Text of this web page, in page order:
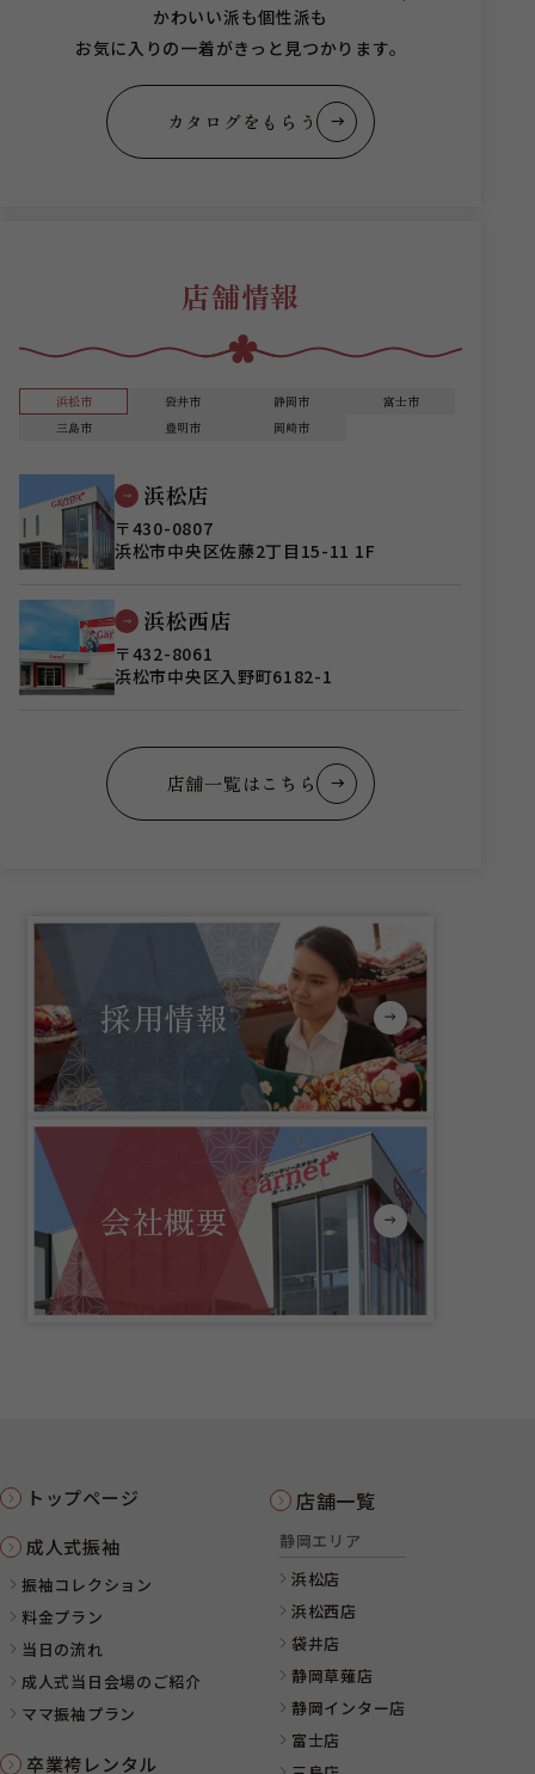
かわいい派も個性派も
お気に入りの一着がきっと見つかります。
カタログをもらう
店舗情報
浜松市 袋井市 静岡市
富士市
三島市
豊明市 岡崎市
浜松店
〒430-0807
浜松市中央区佐藤2丁目15-11 1F
浜松西店
〒432-8061
浜松市中央区入野町6182-1
店舗一覧はこちら
採用情報
会社概要
トップページ
成人式振袖
振袖コレクション
料金プラン
当日の流れ
成人式当日会場のご紹介
ママ振袖プラン
卒業袴レンタル
店舗一覧
静岡エリア
浜松店
浜松西店
袋井店
静岡草薙店
静岡インター店
富士店